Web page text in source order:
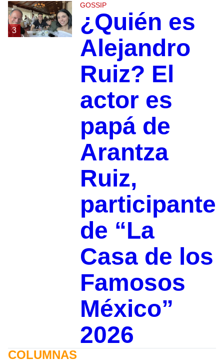
3
GOSSIP
¿Quién es
Alejandro
Ruiz? El
actor es
papá de
Arantza
Ruiz,
participante
de “La
Casa de los
Famosos
México”
2026
COLUMNAS